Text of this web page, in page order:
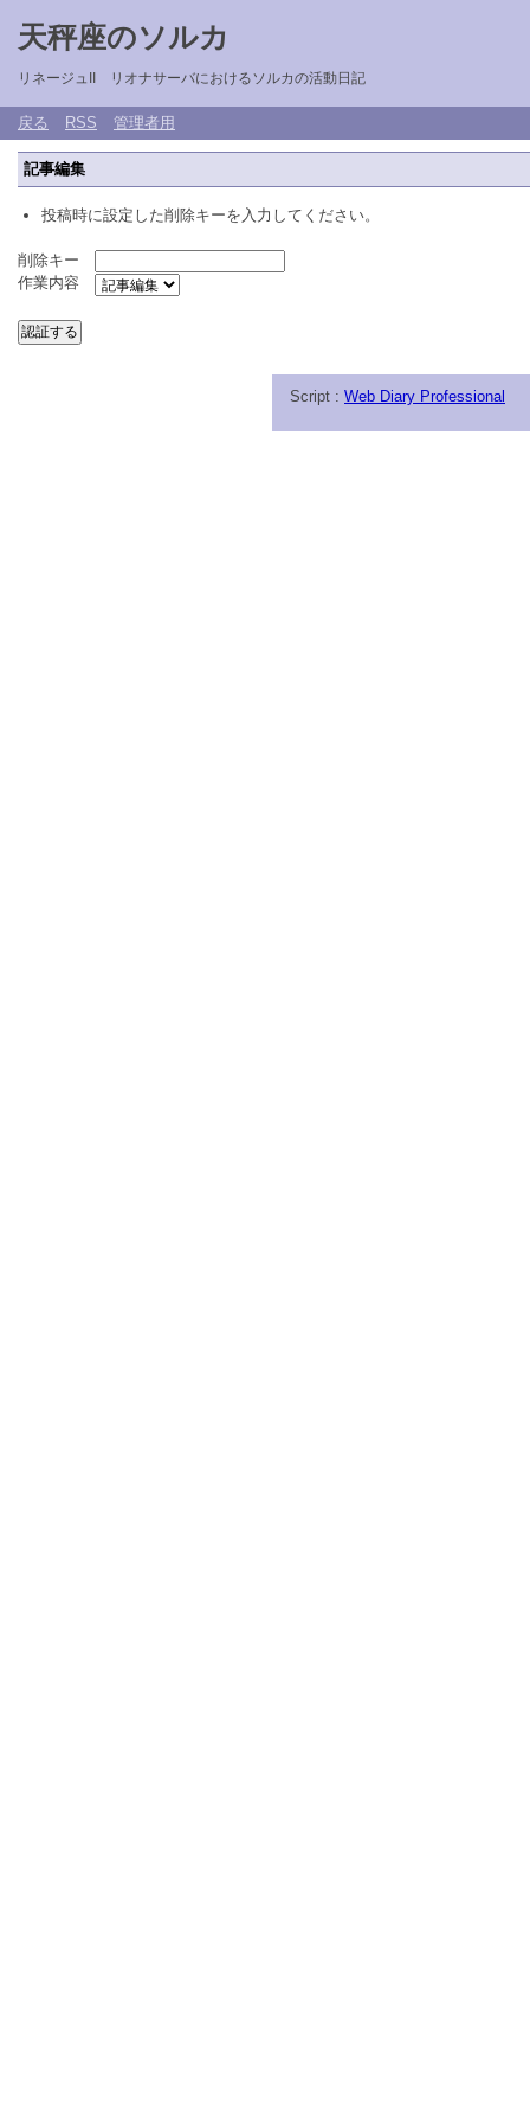
天秤座のソルカ
リネージュII リオナサーバにおけるソルカの活動日記
戻る RSS 管理者用
記事編集
投稿時に設定した削除キーを入力してください。
削除キー
作業内容
Script : Web Diary Professional